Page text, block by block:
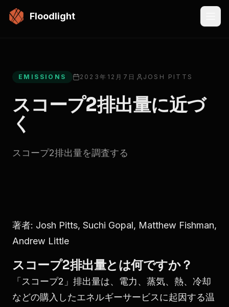
メインコンテンツにスキップ
Floodlight
All articles
EMISSIONS 2023年12月7日 JOSH PITTS
スコープ2排出量に近づ
く
スコープ2排出量を調査する
著者: Josh Pitts, Suchi Gopal, Matthew Fishman,
Andrew Little
スコープ2排出量とは何ですか？
「スコープ2」排出量は、電力、蒸気、熱、冷却
などの購入したエネルギーサービスに起因する温